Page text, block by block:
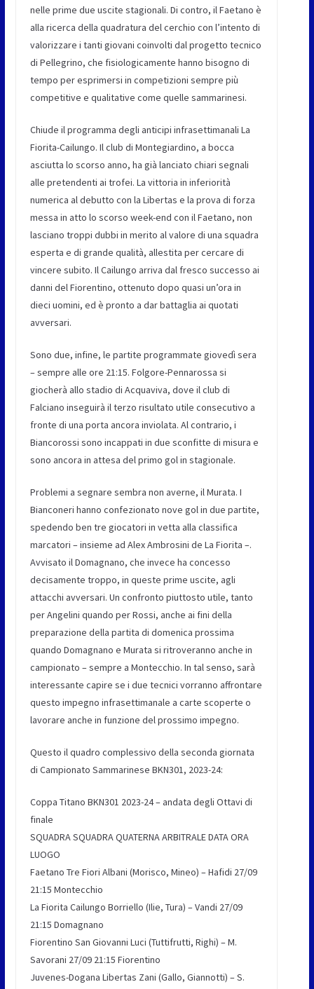
nelle prime due uscite stagionali. Di contro, il Faetano è
alla ricerca della quadratura del cerchio con l’intento di
valorizzare i tanti giovani coinvolti dal progetto tecnico
di Pellegrino, che fisiologicamente hanno bisogno di
tempo per esprimersi in competizioni sempre più
competitive e qualitative come quelle sammarinesi.
Chiude il programma degli anticipi infrasettimanali La
Fiorita-Cailungo. Il club di Montegiardino, a bocca
asciutta lo scorso anno, ha già lanciato chiari segnali
alle pretendenti ai trofei. La vittoria in inferiorità
numerica al debutto con la Libertas e la prova di forza
messa in atto lo scorso week-end con il Faetano, non
lasciano troppi dubbi in merito al valore di una squadra
esperta e di grande qualità, allestita per cercare di
vincere subito. Il Cailungo arriva dal fresco successo ai
danni del Fiorentino, ottenuto dopo quasi un’ora in
dieci uomini, ed è pronto a dar battaglia ai quotati
avversari.
Sono due, infine, le partite programmate giovedì sera
– sempre alle ore 21:15. Folgore-Pennarossa si
giocherà allo stadio di Acquaviva, dove il club di
Falciano inseguirà il terzo risultato utile consecutivo a
fronte di una porta ancora inviolata. Al contrario, i
Biancorossi sono incappati in due sconfitte di misura e
sono ancora in attesa del primo gol in stagionale.
Problemi a segnare sembra non averne, il Murata. I
Bianconeri hanno confezionato nove gol in due partite,
spedendo ben tre giocatori in vetta alla classifica
marcatori – insieme ad Alex Ambrosini de La Fiorita –.
Avvisato il Domagnano, che invece ha concesso
decisamente troppo, in queste prime uscite, agli
attacchi avversari. Un confronto piuttosto utile, tanto
per Angelini quando per Rossi, anche ai fini della
preparazione della partita di domenica prossima
quando Domagnano e Murata si ritroveranno anche in
campionato – sempre a Montecchio. In tal senso, sarà
interessante capire se i due tecnici vorranno affrontare
questo impegno infrasettimanale a carte scoperte o
lavorare anche in funzione del prossimo impegno.
Questo il quadro complessivo della seconda giornata
di Campionato Sammarinese BKN301, 2023-24:
Coppa Titano BKN301 2023-24 – andata degli Ottavi di
finale
SQUADRA SQUADRA QUATERNA ARBITRALE DATA ORA
LUOGO
Faetano Tre Fiori Albani (Morisco, Mineo) – Hafidi 27/09
21:15 Montecchio
La Fiorita Cailungo Borriello (Ilie, Tura) – Vandi 27/09
21:15 Domagnano
Fiorentino San Giovanni Luci (Tuttifrutti, Righi) – M.
Savorani 27/09 21:15 Fiorentino
Juvenes-Dogana Libertas Zani (Gallo, Giannotti) – S.